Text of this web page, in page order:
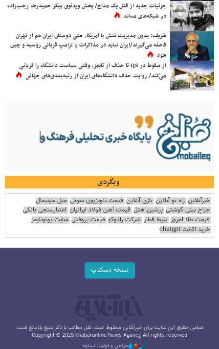
جزئیات جدید از قتل یک مداح/ پخش ویدئوی پیکر حمیدرضا رجب‌زاده
در شبکه‌های معاند
ظریف: بدون مدیریت تنش با آمریکا، حتی دوستان ایران هم از تهران
فاصله می‌گیرند/ایران نباید در مذاکرات با ترامپ قربانی روسیه و چین
شود
از سقوط در QS تا حذف از تایمز، وقتی سیاست دانشگاه را قربانی
می‌کند/ روایت حذف دانشگاه‌های ایران از رتبه‌بندی‌های جهانی
وبگردی
خبرآنلاین راه نو آنلاین بازی آنلاین قیمت تلویزیون سونی مبل مینیمال
جراح بینی گوشتی پرشین هتل قیمت آهن فولاد ایرانیان اعتبارسنجی بانکی
قیمت طلا امروز بلیط قطار شرکت رادوکو قیمت پروفیل سایت یوتوتایمز
خرید اکانت chatgpt
نسخه دسکتاپ
تمامی حقوق این سایت برای خبرآنلاین محفوظ است. نقل مطالب با ذکر منبع بلامانع است.
Copyright © 2025 khabaronline News Agancy, All rights reserved
طراحی و تولید: نستوه